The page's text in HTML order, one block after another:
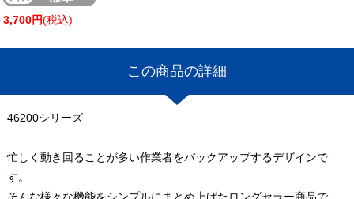
3,700円(税込)
この商品の詳細
46200シリーズ
忙しく動き回ることが多い作業者をバックアップするデザインで
す。